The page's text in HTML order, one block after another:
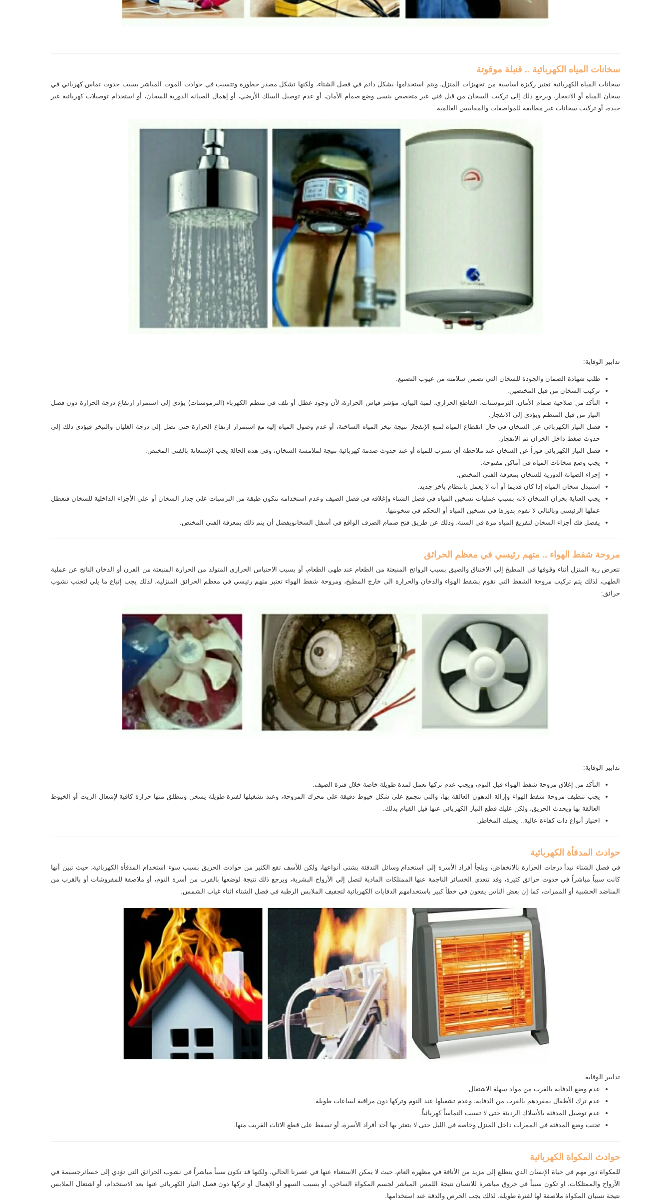
سخانات المياه الكهربائية .. قنبلة موقوتة
سخانات المياه الكهربائية تعتبر ركيزة اساسية من تجهيزات المنزل، ويتم استخدامها بشكل دائم في فصل الشتاء، ولكنها تشكل مصدر خطورة وتتسبب في حوادث الموت المباشر بسبب حدوث تماس كهربائي في
سخان المياه أو الانفجار، ويرجع ذلك إلى تركيب السخان من قبل فني غير متخصص ينسى وضع صمام الأمان، أو عدم توصيل السلك الأرضي، أو إهمال الصيانة الدورية للسخان، أو استخدام توصيلات كهربائية غير
جيدة، أو تركيب سخانات غير مطابقة للمواصفات والمقاييس العالمية.
تدابير الوقاية:
طلب شهادة الضمان والجودة للسخان التي تضمن سلامته من عيوب التصنيع.
تركيب السخان من قبل المختصين.
التأكد من صلاحية صمام الأمان، الثرموستات، القاطع الحراري، لمبة البيان، مؤشر قياس الحرارة، لأن وجود عطل أو تلف في منظم الكهرباء (الترموستات) يؤدي إلى استمرار ارتفاع درجة الحرارة دون فصل
التيار من قبل المنظم ويؤدي إلى الانفجار.
فصل التيار الكهربائي عن السخان في حال انقطاع المياه لمنع الإنفجار نتيجة تبخر المياه الساخنة، أو عدم وصول المياه إليه مع استمرار ارتفاع الحرارة حتى تصل إلى درجة الغليان والتبخر فيؤدي ذلك إلى
حدوث ضغط داخل الخزان ثم الانفجار.
فصل التيار الكهربائي فوراً عن السخان عند ملاحظة أي تسرب للمياه أو عند حدوث صدمة كهربائية نتيجة لملامسة السخان، وفي هذه الحالة يجب الإستعانة بالفني المختص.
يجب وضع سخانات المياه في أماكن مفتوحة.
إجراء الصيانة الدورية للسخان بمعرفة الفني المختص.
استبدل سخان المياه إذا كان قديما أو أنه لا يعمل بانتظام بآخر جديد.
يجب العناية بخزان السخان لانه بسبب عمليات تسخين المياه في فصل الشتاء وإغلاقه في فصل الصيف وعدم استخدامه تتكون طبقة من الترسبات على جدار السخان أو على الأجزاء الداخلية للسخان فتعطل
عملها الرئيسي وبالتالي لا تقوم بدورها في تسخين المياه أو التحكم في سخونتها.
يفضل فك أجزاء السخان لتفريغ المياه مرة في السنة، وذلك عن طريق فتح صمام الصرف الواقع في أسفل السخانويفضل أن يتم ذلك بمعرفة الفني المختص.
مروحة شفط الهواء .. متهم رئيسي في معظم الحرائق
تتعرض ربة المنزل أثناء وقوفها فى المطبخ إلى الاختناق والضيق بسبب الروائح المنبعثة من الطعام عند طهى الطعام، أو بسبب الاحتباس الحرارى المتولد من الحرارة المنبعثة من الفرن أو الدخان الناتج عن عملية
الطهى، لذلك يتم تركيب مروحة الشفط التي تقوم بشفط الهواء والدخان والحرارة الى خارج المطبخ، ومروحة شفط الهواء تعتبر متهم رئيسي في معظم الحرائق المنزلية، لذلك يجب إتباع ما يلي لتجنب نشوب
حرائق:
تدابير الوقاية:
التأكد من إغلاق مروحة شفط الهواء قبل النوم، ويجب عدم تركها تعمل لمدة طويلة خاصة خلال فترة الصيف.
یجب تنظيف مروحة شفط الهواء وإزالة الدھون العالقة بھا، والتي تتجمع على شكل خیوط دقیقة على محرك المروحة، وعند تشغیلھا لفترة طویلة یسخن وتنطلق منها حرارة كافیة لإشعال الزیت أو الخیوط
العالقة بھا ویحدث الحریق، ولكن عليك قطع التيار الكهربائي عنها قيل القيام بذلك.
اختيار أنواع ذات كفاءة عالية.. يجنبك المخاطر.
حوادث المدفأة الكهربائية
في فصل الشتاء تبدأ درجات الحرارة بالانخفاض، ويلجأ أفراد الأسرة إلي استخدام وسائل التدفئة بشتى أنواعها، ولكن للأسف تقع الكثير من حوادث الحريق بسبب سوء استخدام المدفأة الكهربائية، حيث تبين أنها
كانت سبباً مباشراً في حدوث حرائق كثيرة، وقد تتعدي الخسائر الناجمة عنها الممتلكات المادية لتصل إلي الأرواح البشرية، ويرجع ذلك نتيجة لوضعها بالقرب من أسرة النوم، أو ملاصقة للمفروشات أو بالقرب من
المناضد الخشبية أو الممرات، كما إن بعض الناس يقعون في خطأ كبير باستخدامهم الدفايات الكهربائية لتجفيف الملابس الرطبة في فصل الشتاء اثناء غياب الشمس.
تدابير الوقاية:
عدم وضع الدفاية بالقرب من مواد سهلة الاشتعال.
عدم ترك الأطفال بمفردهم بالقرب من الدفاية، وعدم تشغيلها عند النوم وتركها دون مراقبة لساعات طويلة.
عدم توصيل المدفئة بالأسلاك الرديئة حتى لا تسبب التماساً كهربائياً.
تجنب وضع المدفئة في الممرات داخل المنزل وخاصة في الليل حتى لا يتعثر بها أحد أفراد الأسرة، أو تسقط على قطع الاثاث القريب منها.
حوادث المكواة الكهربائية
للمكواة دور مهم في حياة الإنسان الذي يتطلع إلى مزيد من الأناقة في مظهره العام، حيث لا يمكن الاستغناء عنها في عصرنا الحالي، ولكنها قد تكون سبباً مباشراً في نشوب الحرائق التي تؤدي إلى خسائرجسيمة في
الأرواح والممتلكات، او تكون سبباً في حروق مباشرة للانسان نتيجة اللمس المباشر لجسم المكواة الساخن، أو بسبب السهو أو الإهمال أو تركها دون فصل التيار الكهربائي عنها بعد الاستخدام، أو اشتعال الملابس
نتيجة نسيان المكواة ملاصقة لها لفترة طويلة، لذلك يجب الحرص والدقة عند استخدامها.